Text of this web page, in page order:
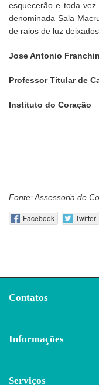
esquecerão e toda
denominada Sala
de raios de luz
Jose Antonio
Professor Titular de
Instituto do Coração
Fonte: Assessoria de
Facebook Twitter
Contatos
Informações
Serviços